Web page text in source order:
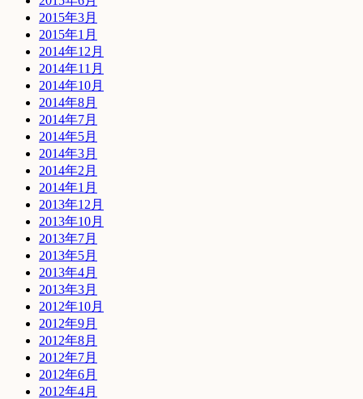
2015年3月
2015年1月
2014年12月
2014年11月
2014年10月
2014年8月
2014年7月
2014年5月
2014年3月
2014年2月
2014年1月
2013年12月
2013年10月
2013年7月
2013年5月
2013年4月
2013年3月
2012年10月
2012年9月
2012年8月
2012年7月
2012年6月
2012年4月